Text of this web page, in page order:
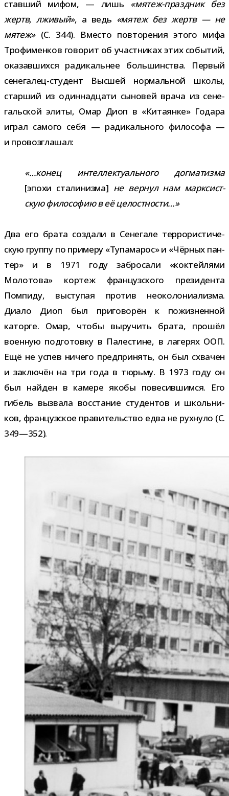
став­ший мифом, — лишь «мятеж-​праздник без
жертв, лжи­вый», а ведь «мятеж без жертв — не
мятеж»(С. 344). Вместо повто­ре­ния этого мифа
Трофименков гово­рит об участ­ни­ках этих собы­тий,
ока­зав­шихся ради­каль­нее боль­шин­ства. Первый
сенегалец-​студент Высшей нор­маль­ной школы,
стар­ший из один­на­дцати сыно­вей врача из сене­
галь­ской элиты, Омар Диоп в «Китаянке» Годара
играл самого себя — ради­каль­ного фило­софа —
и провозглашал:
«…конец интел­лек­ту­аль­ного дог­ма­тизма
[эпохи ста­ли­низма] не вер­нул нам марк­сист­
скую фило­со­фию в её целостности…»
Два его брата создали в Сенегале тер­ро­ри­сти­че­
скую группу по при­меру «Тупамарос» и «Чёрных пан­
тер» и в 1971 году забро­сали «кок­тей­лями
Молотова» кор­теж фран­цуз­ского пре­зи­дента
Помпиду, высту­пая про­тив нео­ко­ло­ни­а­лизма.
Диало Диоп был при­го­во­рён к пожиз­нен­ной
каторге. Омар, чтобы выру­чить брата, про­шёл
воен­ную под­го­товку в Палестине, в лаге­рях ООП.
Ещё не успев ничего пред­при­нять, он был схва­чен
и заклю­чён на три года в тюрьму. В 1973 году он
был най­ден в камере якобы пове­сив­шимся. Его
гибель вызвала вос­ста­ние сту­ден­тов и школь­ни­
ков, фран­цуз­ское пра­ви­тель­ство едва не рух­нуло (С.
349—352).